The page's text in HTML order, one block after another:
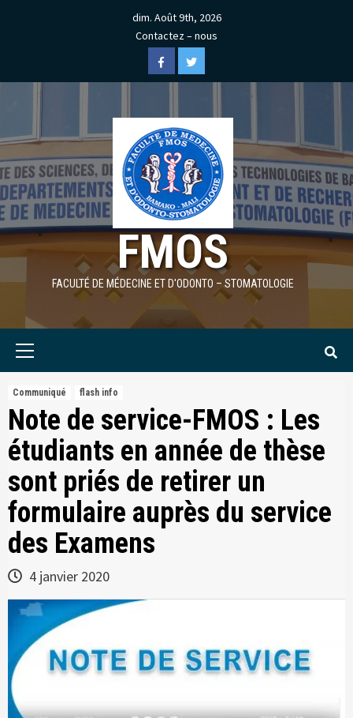
dim. Août 9th, 2026
Contactez – nous
FacebookTwitter
FMOS
FACULTÉ DE MÉDECINE ET D'ODONTO – STOMATOLOGIE
Communiqué flash info
Note de service-FMOS : Les
étudiants en année de thèse
sont priés de retirer un
formulaire auprès du service
des Examens
4 janvier 2020